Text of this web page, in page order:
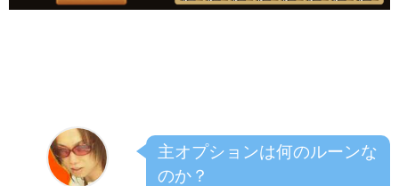
主オプションは何のルーンな
のか？